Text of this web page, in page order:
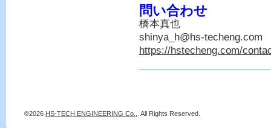
問い合わせ
橋本真也
shinya_h@hs-techeng.com
https://hstecheng.com/
©2026 HS-TECH ENGINEERING Co., . All Rights Reserved.